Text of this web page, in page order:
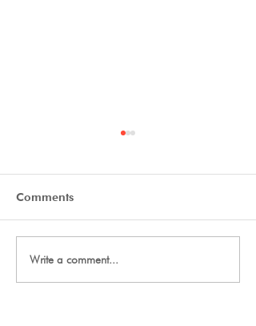
Comments
Write a comment...